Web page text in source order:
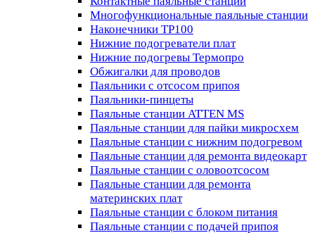
Многофункциональные паяльные станции
Наконечники TP100
Нижние подогреватели плат
Нижние подогревы Термопро
Обжигалки для проводов
Паяльники с отсосом припоя
Паяльники-пинцеты
Паяльные станции ATTEN MS
Паяльные станции для пайки микросхем
Паяльные станции с нижним подогревом
Паяльные станции для ремонта видеокарт
Паяльные станции с оловоотсосом
Паяльные станции для ремонта
материнских плат
Паяльные станции с блоком питания
Паяльные станции с подачей припоя